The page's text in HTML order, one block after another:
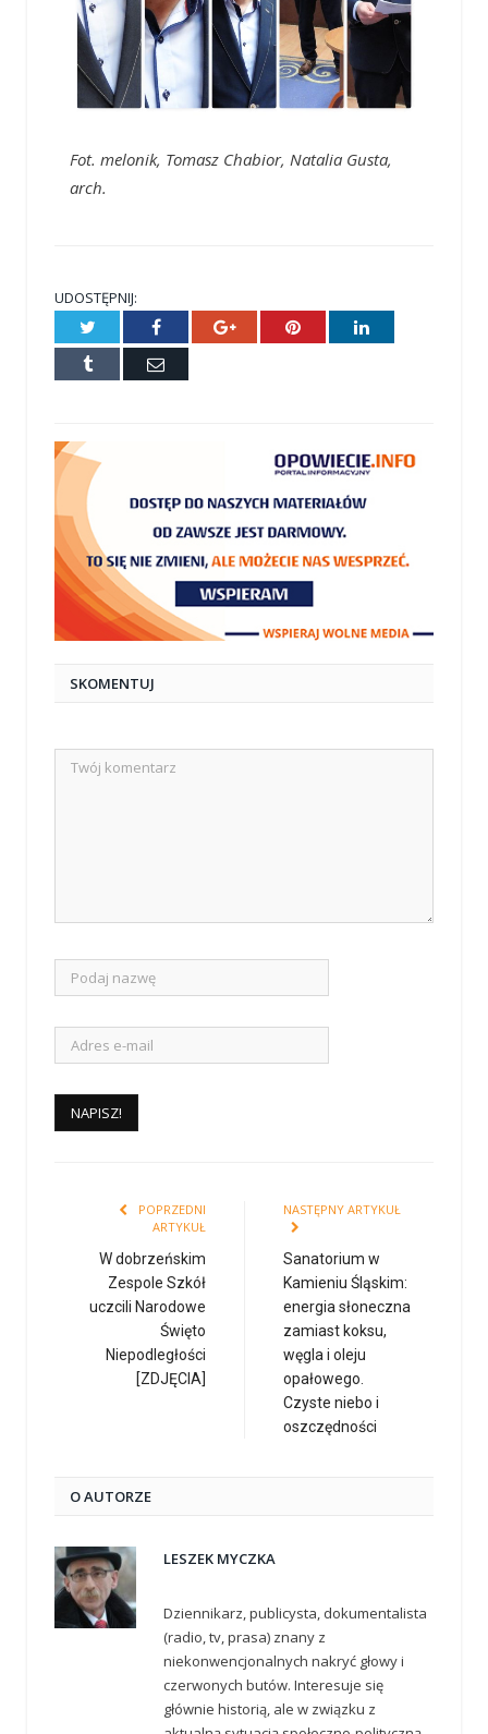
Fot. melonik, Tomasz Chabior, Natalia Gusta,
arch.
UDOSTĘPNIJ:
Twitter Facebook Google+ Pinterest LinkedIn
Tumblr
E-
SKOMENTUJ
POPRZEDNI
ARTYKUŁ
W dobrzeńskim
Zespole Szkół
uczcili Narodowe
Święto
Niepodległości
[ZDJĘCIA]
NASTĘPNY ARTYKUŁ
Sanatorium w
Kamieniu Śląskim:
energia słoneczna
zamiast koksu,
węgla i oleju
opałowego.
Czyste niebo i
oszczędności
O AUTORZE
LESZEK MYCZKA
Dziennikarz, publicysta, dokumentalista
(radio, tv, prasa) znany z
niekonwencjonalnych nakryć głowy i
czerwonych butów. Interesuje się
głównie historią, ale w związku z